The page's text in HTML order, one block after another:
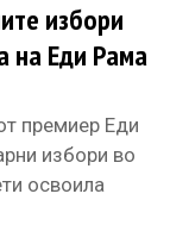
избори
на Еди Рама
премиер Еди
избори во
освоила